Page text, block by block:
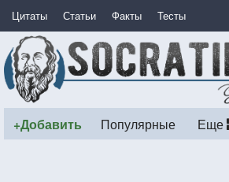
Цитаты Статьи Факты Тесты
+Добавить Популярные Еще